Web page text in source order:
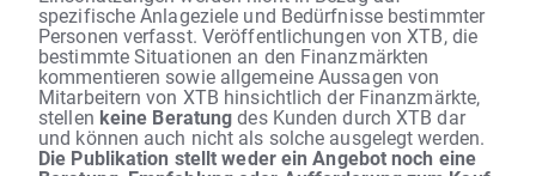
spezifische Anlageziele und Bedürfnisse bestimmter
Personen verfasst. Veröffentlichungen von XTB, die
bestimmte Situationen an den Finanzmärkten
kommentieren sowie allgemeine Aussagen von
Mitarbeitern von XTB hinsichtlich der Finanzmärkte,
stellen keine Beratungdes Kunden durch XTB dar
und können auch nicht als solche ausgelegt werden.
Die Publikation stellt weder ein Angebot noch eine